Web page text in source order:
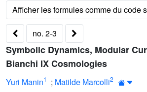
no. 2-3
Symbolic Dynamics, Modular
Bianchi IX Cosmologies
Yuri Manin1 ; Matilde Marcolli2